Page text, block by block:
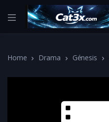
Home Drama Génesis